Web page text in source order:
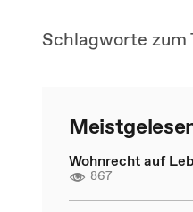
Schlagworte zum
Wohnrecht auf
867